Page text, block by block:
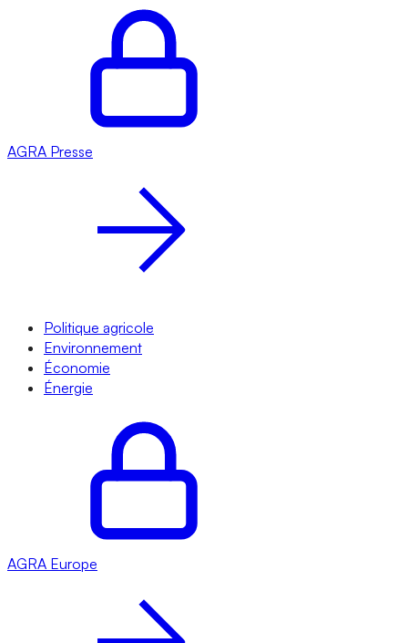
AGRA Presse
Politique agricole
Environnement
Économie
Énergie
AGRA Europe